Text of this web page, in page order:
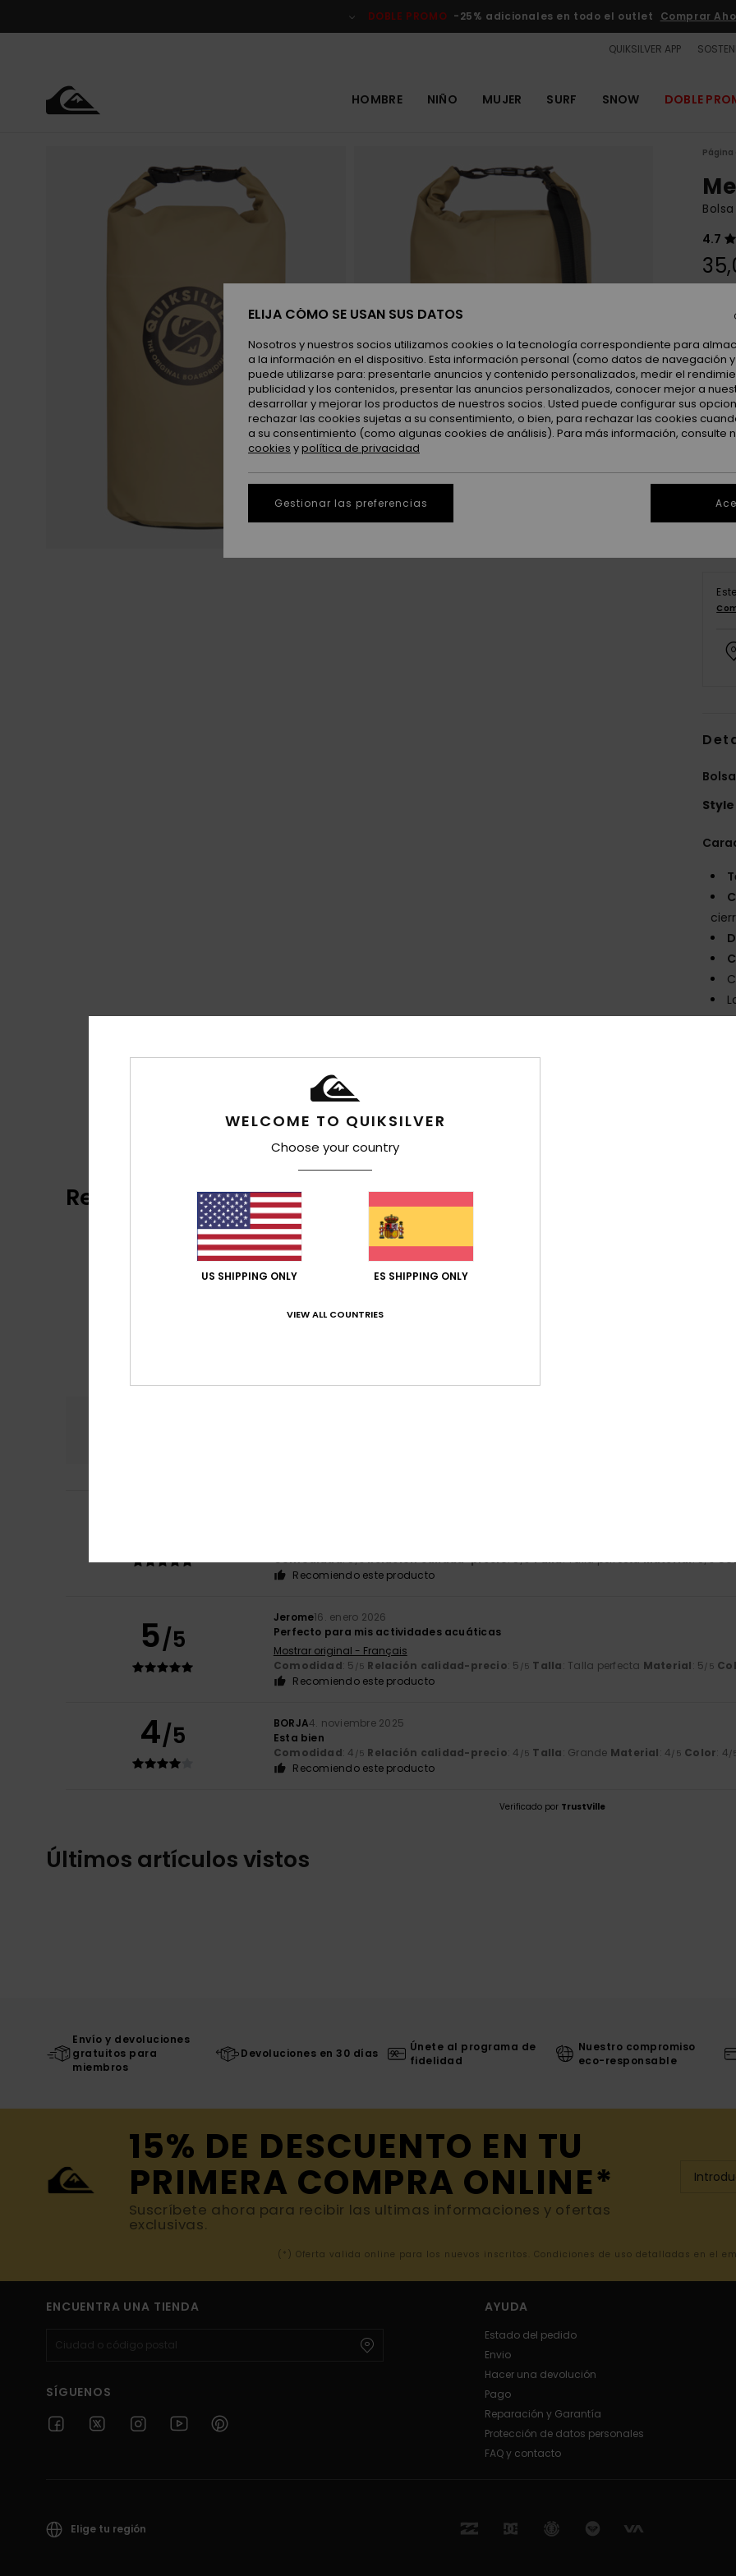
del
DOBLE PROMO -25% adicionales en todo el outlet Comprar
QUIKSILVER APP
HOMBRE NIÑO MUJER SURF SNOW DOBLE
Página
4.7
Style
Reseñas de los clientes
Comodidad: 5/5 Relación calidad-precio: 5/5 Talla: Talla perfectaMaterial: 5/5
Recomiendo este producto
5/5
Jerome16. enero 2026
Perfecto para mis actividades acuáticas
Mostrar original - Français
Comodidad: 5 /5 Relación calidad-precio: 5 /5 Talla: Talla perfecta Material: 5/5
Recomiendo este producto
4/5 BORJA4. noviembre 2025
Esta bien
Comodidad: 4 /5 Relación calidad-precio: 4 /5 Talla: Grande Material: 4/5 Color: 4/
Recomiendo este producto
Verificado por TrustVille
Últimos artículos vistos
Envío y devoluciones
gratuitos para
miembros
Devoluciones en 30 días
Únete al programa de
fidelidad
Nuestro compromiso
eco-responsable
15% DE DESCUENTO EN TU
PRIMERA COMPRA ONLINE*
Suscríbete ahora para recibir las ultimas informaciones y ofertas
exclusivas.
(*) Oferta valida online para los nuevos inscritos. Condiciones de uso detalladas en el
ENCUENTRA UNA TIENDA
SÍGUENOS
AYUDA
Estado del pedido
Envio
Hacer una devolución
Pago
Reparación y Garantía
Protección de datos personales
FAQ y contacto
Elige tu región
WELCOME TO QUIKSILVER
Choose your country
US SHIPPING ONLY ES SHIPPING ONLY
VIEW ALL COUNTRIES
ELIJA CÓMO SE USAN SUS DATOS
Nosotros y nuestros socios utilizamos cookies o la tecnología correspondiente para
a la información en el dispositivo. Esta información personal (como datos de navegación
puede utilizarse para: presentarle anuncios y contenido personalizados, medir el
publicidad y los contenidos, presentar las anuncios personalizados, conocer mejor a
desarrollar y mejorar los productos de nuestros socios. Usted puede configurar sus
rechazar las cookies sujetas a su consentimiento, o bien, para rechazar las cookies
a su consentimiento (como algunas cookies de análisis). Para más información, consulte
cookies ypolítica de privacidad
Gestionar las preferencias